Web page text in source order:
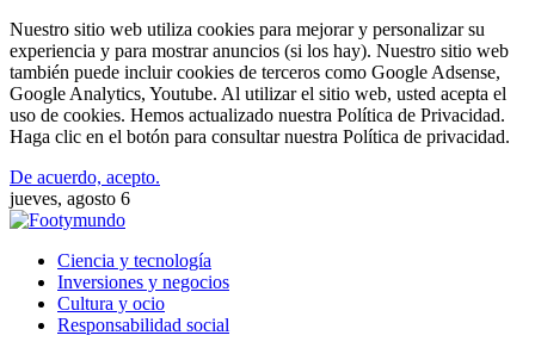
Nuestro sitio web utiliza cookies para mejorar y personalizar su
experiencia y para mostrar anuncios (si los hay). Nuestro sitio web
también puede incluir cookies de terceros como Google Adsense,
Google Analytics, Youtube. Al utilizar el sitio web, usted acepta el
uso de cookies. Hemos actualizado nuestra Política de Privacidad.
Haga clic en el botón para consultar nuestra Política de privacidad.
De acuerdo, acepto.
jueves, agosto 6
Ciencia y tecnología
Inversiones y negocios
Cultura y ocio
Responsabilidad social